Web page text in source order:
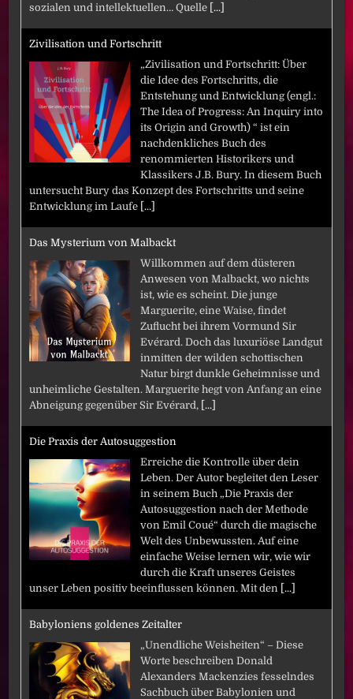
sozialen und intellektuellen… Quelle [...]
Zivilisation und Fortschritt
„Zivilisation und Fortschritt: Über
die Idee des Fortschritts, die
Entstehung und Entwicklung (engl.:
The Idea of Progress: An Inquiry into
its Origin and Growth) “ ist ein
nachdenkliches Buch des
renommierten Historikers und
Klassikers J.B. Bury. In diesem Buch
untersucht Bury das Konzept des Fortschritts und seine
Entwicklung im Laufe [...]
Das Mysterium von Malbackt
Willkommen auf dem düsteren
Anwesen von Malbackt, wo nichts
ist, wie es scheint. Die junge
Marguerite, eine Waise, findet
Zuflucht bei ihrem Vormund Sir
Evérard. Doch das luxuriöse Landgut
inmitten der wilden schottischen
Natur birgt dunkle Geheimnisse und
unheimliche Gestalten. Marguerite hegt von Anfang an eine
Abneigung gegenüber Sir Evérard, [...]
Die Praxis der Autosuggestion
Erreiche die Kontrolle über dein
Leben. Der Autor begleitet den Leser
in seinem Buch „Die Praxis der
Autosuggestion nach der Methode
von Emil Coué“ durch die magische
Welt des Unbewussten. Auf eine
einfache Weise lernen wir, wie wir
durch die Kraft unseres Geistes
unser Leben positiv beeinflussen können. Mit den [...]
Babyloniens goldenes Zeitalter
„Unendliche Weisheiten“ – Diese
Worte beschreiben Donald
Alexanders Mackenzies fesselndes
Sachbuch über Babylonien und